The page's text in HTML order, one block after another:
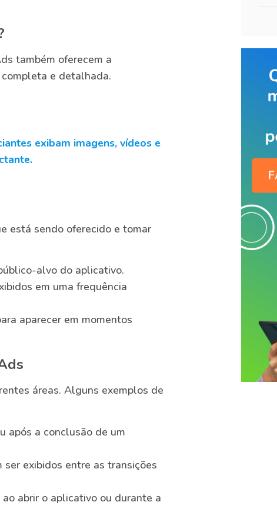
também oferecem a
e detalhada.
exibam imagens, vídeos e
está sendo oferecido e tomar
alvo do aplicativo.
em uma frequência
aparecer em momentos
áreas. Alguns exemplos de
após a conclusão de um
exibidos entre as transições
abrir o aplicativo ou durante a